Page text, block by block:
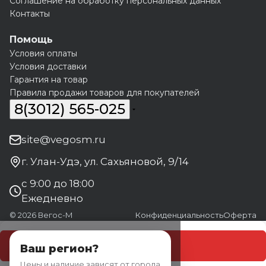
Контакты
Помощь
Условия оплаты
Условия доставки
Гарантия на товар
Правила продажи товаров для покупателей
8(3012) 565-025
site@vegosm.ru
г. Улан-Удэ, ул. Сахьяновой, 9/14
с 9:00 до 18:00
Ежедневно
© 2026 Вегос-М КонфиденциальностьОферта
Ваш регион?